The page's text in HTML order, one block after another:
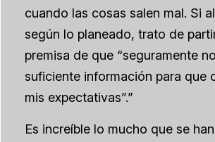
cuando las cosas salen mal. Si
según lo planeado, trato de
premisa de que “seguramente
suficiente información para que
mis expectativas”.”
Es increíble lo mucho que se